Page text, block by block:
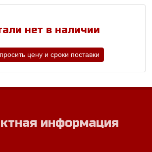
нет в наличии
цену и сроки поставки
информация